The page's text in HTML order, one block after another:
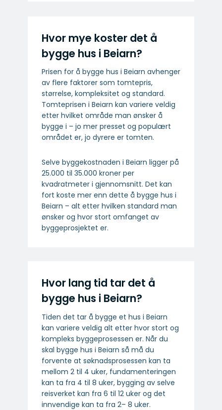
Hvor mye koster det å
bygge hus i Beiarn?
Prisen for å bygge hus i Beiarn avhenger
av flere faktorer som tomtepris,
størrelse, kompleksitet og standard.
Tomteprisen i Beiarn kan variere veldig
etter hvilket område man ønsker å
bygge i – jo mer presset og populært
området er, jo dyrere er tomten.
Selve byggekostnaden i Beiarn ligger på
25.000 til 35.000 kroner per
kvadratmeter i gjennomsnitt. Det kan
fort koste mer enn dette å bygge hus i
Beiarn – alt etter hvilken standard man
ønsker og hvor stort omfanget av
byggeprosjektet er.
Hvor lang tid tar det å
bygge hus i Beiarn?
Tiden det tar å bygge et hus i Beiarn
kan variere veldig alt etter hvor stort og
kompleks byggeprosessen er. Når du
skal bygge hus i Beiarn så må du
forvente at søknadsprosessen kan ta
mellom 2 til 4 uker, fundamenteringen
kan ta fra 4 til 8 uker, bygging av selve
reisverket kan fra 6 til 12 uker og det
innvendige kan ta fra 2– 8 uker.